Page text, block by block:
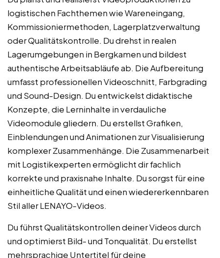
logistischen Fachthemen wie Wareneingang,
Kommissioniermethoden, Lagerplatzverwaltung
oder Qualitätskontrolle. Du drehst in realen
Lagerumgebungen in Bergkamen und bildest
authentische Arbeitsabläufe ab. Die Aufbereitung
umfasst professionellen Videoschnitt, Farbgrading
und Sound-Design. Du entwickelst didaktische
Konzepte, die Lerninhalte in verdauliche
Videomodule gliedern. Du erstellst Grafiken,
Einblendungen und Animationen zur Visualisierung
komplexer Zusammenhänge. Die Zusammenarbeit
mit Logistikexperten ermöglicht dir fachlich
korrekte und praxisnahe Inhalte. Du sorgst für eine
einheitliche Qualität und einen wiedererkennbaren
Stil aller LENAYO-Videos.
Du führst Qualitätskontrollen deiner Videos durch
und optimierst Bild- und Tonqualität. Du erstellst
mehrsprachige Untertitel für deine